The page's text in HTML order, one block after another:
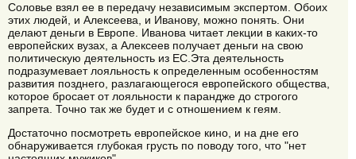
Соловье взял ее в передачу независимым экспертом. Обоих
этих людей, и Алексеева, и Иванову, можно понять. Они
делают деньги в Европе. Иванова читает лекции в каких-то
европейских вузах, а Алексеев получает деньги на свою
политическую деятельность из ЕС.Эта деятельность
подразумевает лояльность к определенным особенностям
развития позднего, разлагающегося европейского общества,
которое бросает от лояльности к парандже до строгого
запрета. Точно так же будет и с отношением к геям.
Достаточно посмотреть европейское кино, и на дне его
обнаруживается глубокая грусть по поводу того, что "нет